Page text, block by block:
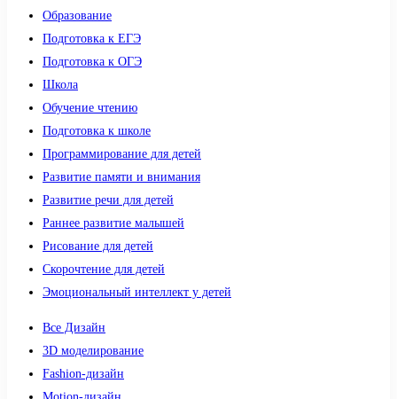
Образование
Подготовка к ЕГЭ
Подготовка к ОГЭ
Школа
Обучение чтению
Подготовка к школе
Программирование для детей
Развитие памяти и внимания
Развитие речи для детей
Раннее развитие малышей
Рисование для детей
Скорочтение для детей
Эмоциональный интеллект у детей
Все Дизайн
3D моделирование
Fashion-дизайн